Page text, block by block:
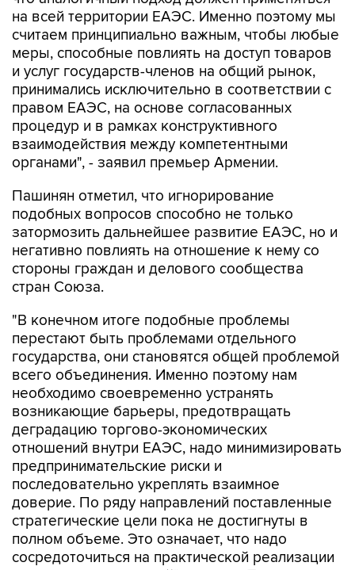
на всей территории ЕАЭС. Именно поэтому мы
считаем принципиально важным, чтобы любые
меры, способные повлиять на доступ товаров
и услуг государств-членов на общий рынок,
принимались исключительно в соответствии с
правом ЕАЭС, на основе согласованных
процедур и в рамках конструктивного
взаимодействия между компетентными
органами", - заявил премьер Армении.
Пашинян отметил, что игнорирование
подобных вопросов способно не только
затормозить дальнейшее развитие ЕАЭС, но и
негативно повлиять на отношение к нему со
стороны граждан и делового сообщества
стран Союза.
"В конечном итоге подобные проблемы
перестают быть проблемами отдельного
государства, они становятся общей проблемой
всего объединения. Именно поэтому нам
необходимо своевременно устранять
возникающие барьеры, предотвращать
деградацию торгово-экономических
отношений внутри ЕАЭС, надо минимизировать
предпринимательские риски и
последовательно укреплять взаимное
доверие. По ряду направлений поставленные
стратегические цели пока не достигнуты в
полном объеме. Это означает, что надо
сосредоточиться на практической реализации